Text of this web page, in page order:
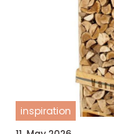
inspiration